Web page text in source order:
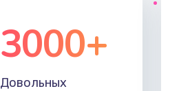
3000+
Довольных